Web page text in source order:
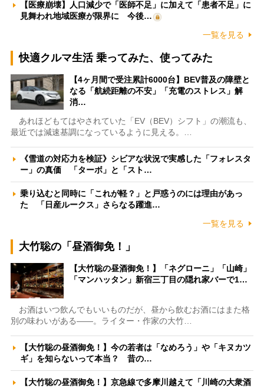
【医療崩壊】人口減少で「医師不足」に加えて「患者不足」に
見舞われ地域医療が限界に 今後…
一覧を見る
快適クルマ生活 乗ってみた、使ってみた
【4ヶ月間で受注累計6000台】BEV普及の障壁と
なる「航続距離の不安」「充電のストレス」解
消…
あれほどもてはやされていた「EV（BEV）シフト」の潮流も、
最近では減速基調になっているように見える。…
《雪道の対応力を検証》シビアな状況で実感した「フォレスタ
ー」の真価 「ターボ」と「スト…
乗り込むと同時に「これが軽？」と戸惑うのには理由があっ
た 「日産ルークス」さらなる躍進…
一覧を見る
大竹聡の「昼酒御免！」
【大竹聡の昼酒御免！】「ネグローニ」「山崎」
「マンハッタン」新宿三丁目の隠れ家バーで1…
お酒はいつ飲んでもいいものだが、昼から飲むお酒にはまた格
別の味わいがある――。ライター・作家の大竹…
【大竹聡の昼酒御免！】今の若者は「なめろう」や「キヌカツ
ギ」を知らないって本当？ 昔の…
【大竹聡の昼酒御免！】京急線で多摩川越えて「川崎の大衆酒